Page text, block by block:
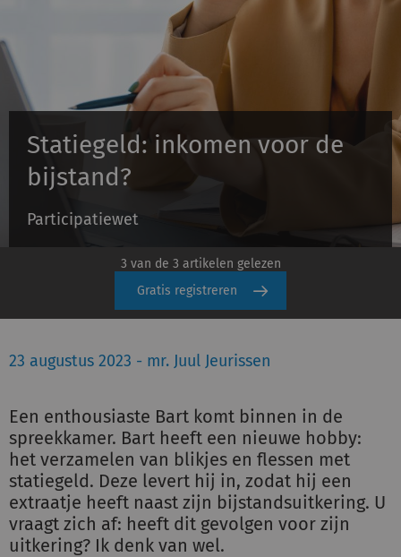
Inloggen op de kennisbank
Statiegeld: inkomen voor de
bijstand?
Participatiewet
3 van de 3 artikelen gelezen
Gratis registreren
23 augustus 2023 - mr. Juul Jeurissen
Een enthousiaste Bart komt binnen in de
spreekkamer. Bart heeft een nieuwe hobby:
het verzamelen van blikjes en flessen met
statiegeld. Deze levert hij in, zodat hij een
extraatje heeft naast zijn bijstandsuitkering. U
vraagt zich af: heeft dit gevolgen voor zijn
uitkering? Ik denk van wel.